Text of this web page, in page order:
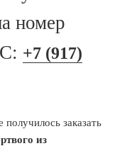
номер
+7 (917)
заказать
из